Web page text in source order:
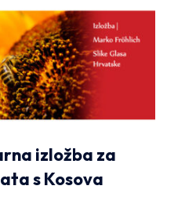
izložba za
s Kosova